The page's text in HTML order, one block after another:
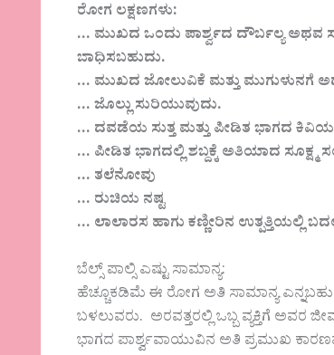
ರೋಗ ಲಕ್ಷಣಗಳು:
… ಮುಖದ ಒಂದು ಪಾರ್ಶ್ವದ ದೌರ್ಬಲ್ಯ ಅಥವ
ಬಾಧಿಸಬಹುದು.
… ಮುಖದ ಜೋಲುವಿಕೆ ಮತ್ತು ಮುಗುಳುನಗೆ
… ಜೊಲ್ಲು ಸುರಿಯುವುದು.
… ದವಡೆಯ ಸುತ್ತ ಮತ್ತು ಪೀಡಿತ ಭಾಗದ
… ಪೀಡಿತ ಭಾಗದಲ್ಲಿ ಶಬ್ದಕ್ಕೆ ಅತಿಯಾದ ಸೂಕ್ಷ್ಮ
… ತಲೆನೋವು
… ರುಚಿಯ ನಷ್ಟ
… ಲಾಲಾರಸ ಹಾಗು ಕಣ್ಣೀರಿನ ಉತ್ಪತ್ತಿಯಲ್ಲಿ
ಬೆಲ್ಸ್ ಪಾಲ್ಸಿ ಎಷ್ಟು ಸಾಮಾನ್ಯ:
ಹೆಚ್ಚೂಕಡಿಮೆ ಈ ರೋಗ ಅತಿ ಸಾಮಾನ್ಯ
ಬಳಲುವರು. ಅರವತ್ತರಲ್ಲಿ ಒಬ್ಬ ವ್ಯಕ್ತಿಗೆ
ಭಾಗದ ಪಾರ್ಶ್ವವಾಯುವಿನ ಅತಿ ಪ್ರಮುಖ